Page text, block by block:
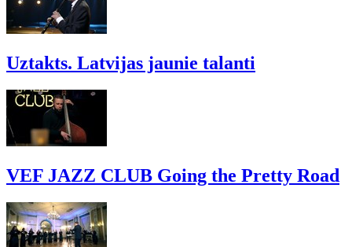
Uztakts. Latvijas jaunie talanti
VEF JAZZ CLUB Going the Pretty Road